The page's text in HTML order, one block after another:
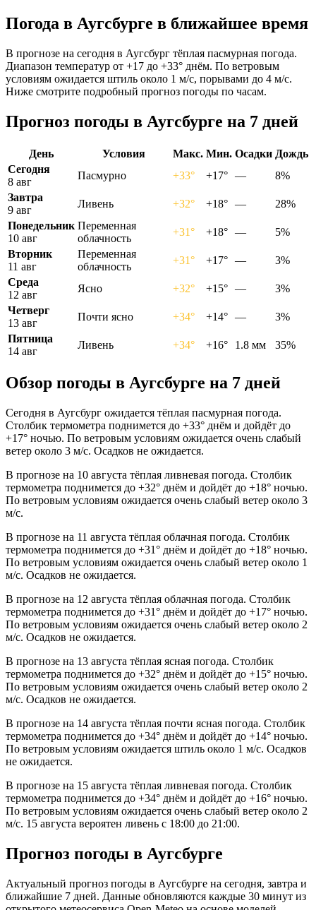
Погода в Аугсбурге в ближайшее время
В прогнозе на сегодня в Аугсбург тёплая пасмурная погода.
Диапазон температур от +17 до +33° днём. По ветровым
условиям ожидается штиль около 1 м/с, порывами до 4 м/с.
Ниже смотрите подробный прогноз погоды по часам.
Прогноз погоды в Аугсбурге на 7 дней
День Условия Макс. Мин. Осадки Дождь
Сегодня
8 авг
Пасмурно +33° +17° —
8%
Завтра
9 авг
Ливень +32° +18° —
28%
Понедельник
10 авг
Переменная
облачность
+31° +18° —
5%
Вторник
11 авг
Переменная
облачность
+31° +17° —
3%
Среда
12 авг
Ясно +32° +15° —
3%
Четверг
13 авг
Почти ясно +34° +14° —
3%
Пятница
14 авг
Ливень +34° +16° 1.8 мм 35%
Обзор погоды в Аугсбурге на 7 дней
Сегодня в Аугсбург ожидается тёплая пасмурная погода.
Столбик термометра поднимется до +33° днём и дойдёт до
+17° ночью. По ветровым условиям ожидается очень слабый
ветер около 3 м/с. Осадков не ожидается.
В прогнозе на 10 августа тёплая ливневая погода. Столбик
термометра поднимется до +32° днём и дойдёт до +18° ночью.
По ветровым условиям ожидается очень слабый ветер около 3
м/с.
В прогнозе на 11 августа тёплая облачная погода. Столбик
термометра поднимется до +31° днём и дойдёт до +18° ночью.
По ветровым условиям ожидается очень слабый ветер около 1
м/с. Осадков не ожидается.
В прогнозе на 12 августа тёплая облачная погода. Столбик
термометра поднимется до +31° днём и дойдёт до +17° ночью.
По ветровым условиям ожидается очень слабый ветер около 2
м/с. Осадков не ожидается.
В прогнозе на 13 августа тёплая ясная погода. Столбик
термометра поднимется до +32° днём и дойдёт до +15° ночью.
По ветровым условиям ожидается очень слабый ветер около 2
м/с. Осадков не ожидается.
В прогнозе на 14 августа тёплая почти ясная погода. Столбик
термометра поднимется до +34° днём и дойдёт до +14° ночью.
По ветровым условиям ожидается штиль около 1 м/с. Осадков
не ожидается.
В прогнозе на 15 августа тёплая ливневая погода. Столбик
термометра поднимется до +34° днём и дойдёт до +16° ночью.
По ветровым условиям ожидается очень слабый ветер около 2
м/с. 15 августа вероятен ливень с 18:00 до 21:00.
Прогноз погоды в Аугсбурге
Актуальный прогноз погоды в Аугсбурге на сегодня, завтра и
ближайшие 7 дней. Данные обновляются каждые 30 минут из